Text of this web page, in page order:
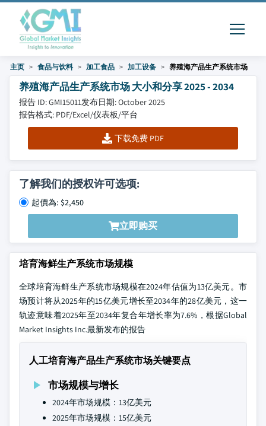
主页 食品与饮料 加工食品 加工设备 养殖海产品生产系统市场
养殖海产品生产系统市场 大小和分享 2025 - 2034
报告 ID: GMI15011发布日期: October 2025
报告格式: PDF/Excel/仪表板/平台
下载免费 PDF
了解我们的授权许可选项:
起價為: $2,450
立即购买
培育海鲜生产系统市场规模
全球培育海鲜生产系统市场规模在2024年估值为13亿美元。市
场预计将从2025年的15亿美元增长至2034年的28亿美元，这一
轨迹意味着2025年至2034年复合年增长率为7.6%，根据Global
Market Insights Inc.最新发布的报告
人工培育海产品生产系统市场关键要点
市场规模与增长
2024年市场规模：13亿美元
2025年市场规模：15亿美元